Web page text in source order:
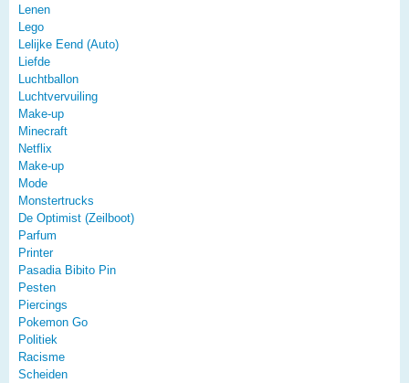
Lenen
Lego
Lelijke Eend (Auto)
Liefde
Luchtballon
Luchtvervuiling
Make-up
Minecraft
Netflix
Make-up
Mode
Monstertrucks
De Optimist (Zeilboot)
Parfum
Printer
Pasadia Bibito Pin
Pesten
Piercings
Pokemon Go
Politiek
Racisme
Scheiden